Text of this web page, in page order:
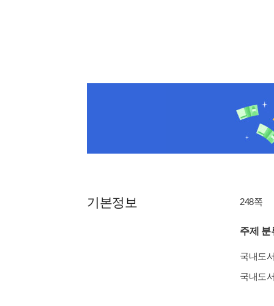
기본정보 248쪽
주제 분
국내도
국내도